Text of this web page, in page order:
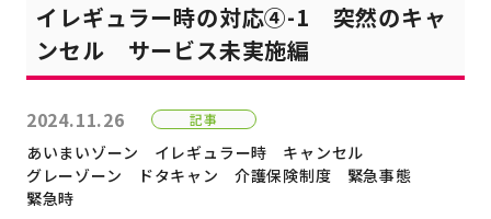
イレギュラー時の対応④-1 突然のキャ
ンセル サービス未実施編
2024.11.26 記事
あいまいゾーン イレギュラー時
キャンセル
グレーゾーン
ドタキャン 介護保険制度
緊急事態
緊急時